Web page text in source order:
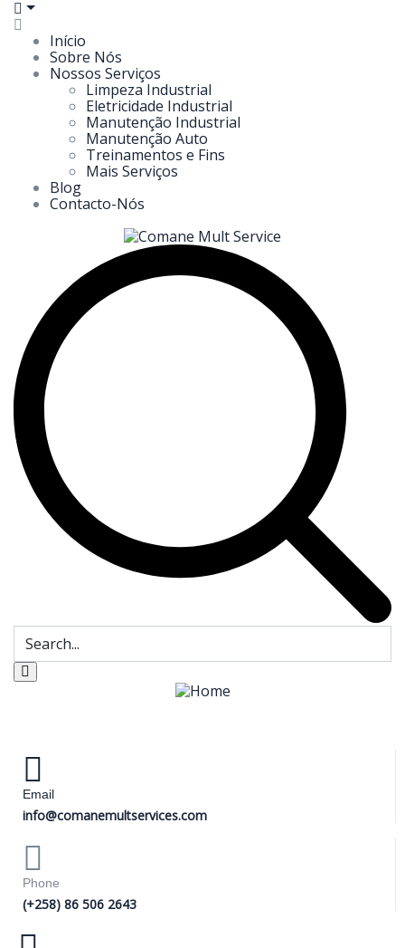
Início
Sobre Nós
Nossos Serviços
Limpeza Industrial
Eletricidade Industrial
Manutenção Industrial
Manutenção Auto
Treinamentos e Fins
Mais Serviços
Blog
Contacto-Nós
Email
info@comanemultservices.com
Phone
(+258) 86 506 2643